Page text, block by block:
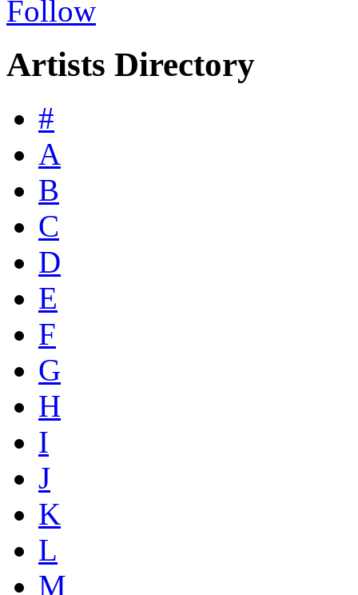
Follow
Artists Directory
#
A
B
C
D
E
F
G
H
I
J
K
L
M